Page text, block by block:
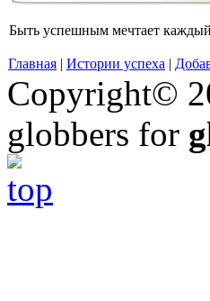
Быть успешным мечтает
Главная | Истории успеха |
Copyright©
globbers for